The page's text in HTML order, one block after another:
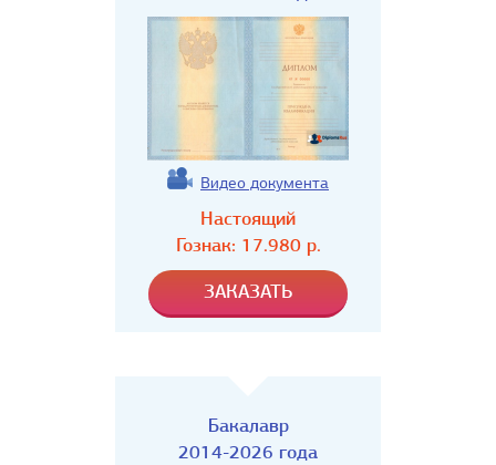
Видео документа
Настоящий
Гознак: 17.980р.
Бакалавр
2014-2026 года